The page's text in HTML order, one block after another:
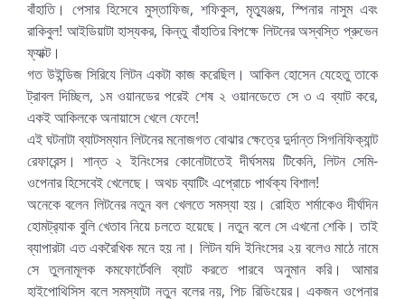
বাঁহাতি। পেসার হিসেবে মুস্তাফিজ, শফিকুল, মৃত্যুঞ্জয়, স্পিনার নাসুম এবং
রাকিবুল! আইডিয়াটা হাস্যকর, কিন্তু বাঁহাতির বিপক্ষে লিটনের অস্বস্তি প্রুভেন
ফ্যাক্ট।
গত উইন্ডিজ সিরিযে লিটন একটা কাজ করেছিল। আকিল হোসেন যেহেতু তাকে
ট্রাবল দিচ্ছিল, ১ম ওয়ানডের পরেই শেষ ২ ওয়ানডেতে সে ৩ এ ব্যাট করে,
একই আকিলকে অনায়াসে খেলে ফেলে!
এই ঘটনাটা ব্যাটসম্যান লিটনের মনোজগত বোঝার ক্ষেত্রে দুর্দান্ত সিগনিফিক্যান্ট
রেফারেন্স। শান্ত ২ ইনিংসের কোনোটাতেই দীর্ঘসময় টিকেনি, লিটন সেমি-
ওপেনার হিসেবেই খেলেছে। অথচ ব্যাটিং এপ্রোচে পার্থক্য বিশাল!
অনেকে বলেন লিটনের নতুন বল খেলতে সমস্যা হয়। রোহিত শর্মাকেও দীর্ঘদিন
হোমট্র্যাক বুলি খেতাব নিয়ে চলতে হয়েছে। নতুন বলে সে এখনো শেকি। তাই
ব্যাপারটা এত একরৈখিক মনে হয় না। লিটন যদি ইনিংসের ২য় বলেও মাঠে নামে
সে তুলনামূলক কমফোর্টেবলি ব্যাট করতে পারবে অনুমান করি। আমার
হাইপোথিসিস বলে সমস্যাটা নতুন বলের নয়, পিচ রিডিংয়ের। একজন ওপেনার